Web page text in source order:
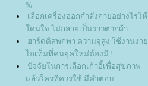
%
เลือกเครื่องออกกำลังกายอย่างไรให้
ดนใจ ไม่กลายเป็นราวตากผ้า
ฮาร์ดดิสพกพา ความจุสูง ใช้งานง่า
ไอเท็มที่คนยุคใหม่ต้องมี !
ปัจจัยในการเลือกเก้าอี้เพื่อสุขภาพ
ล้วใครที่ควรใช้ มีคำตอบ